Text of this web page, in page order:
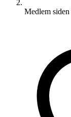
Medlem siden